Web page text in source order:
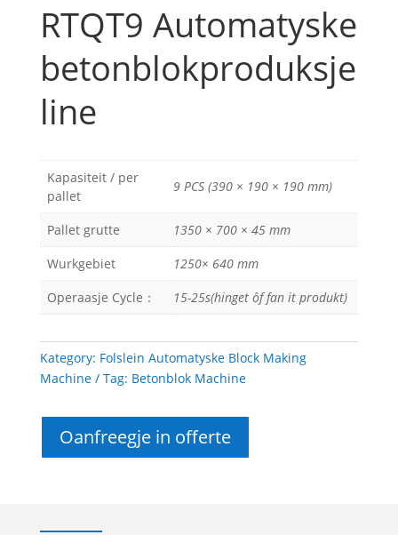
RTQT9 Automatyske
betonblokproduksje
line
Kapasiteit / per
pallet
9 PCS (390 × 190 × 190 mm)
Pallet grutte
1350 × 700 × 45 mm
Wurkgebiet
1250× 640 mm
Operaasje Cycle：
15-25s(hinget ôf fan it produkt)
Kategory: Folslein Automatyske Block Making
Machine
Tag: Betonblok Machine
Oanfreegje in offerte